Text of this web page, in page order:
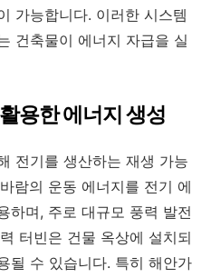
가능합니다. 이러한 시스템
건축물이 에너지 자급을 실
용한 에너지 생성
전기를 생산하는 재생 가능
람의 운동 에너지를 전기 에
하며, 주로 대규모 풍력 발전
터빈은 건물 옥상에 설치되
될 수 있습니다. 특히 해안가